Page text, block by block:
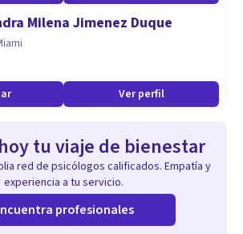
Milena Jimenez Duque
Ver perfil
tu viaje de bienestar
red de psicólogos calificados. Empatía y
experiencia a tu servicio.
profesionales